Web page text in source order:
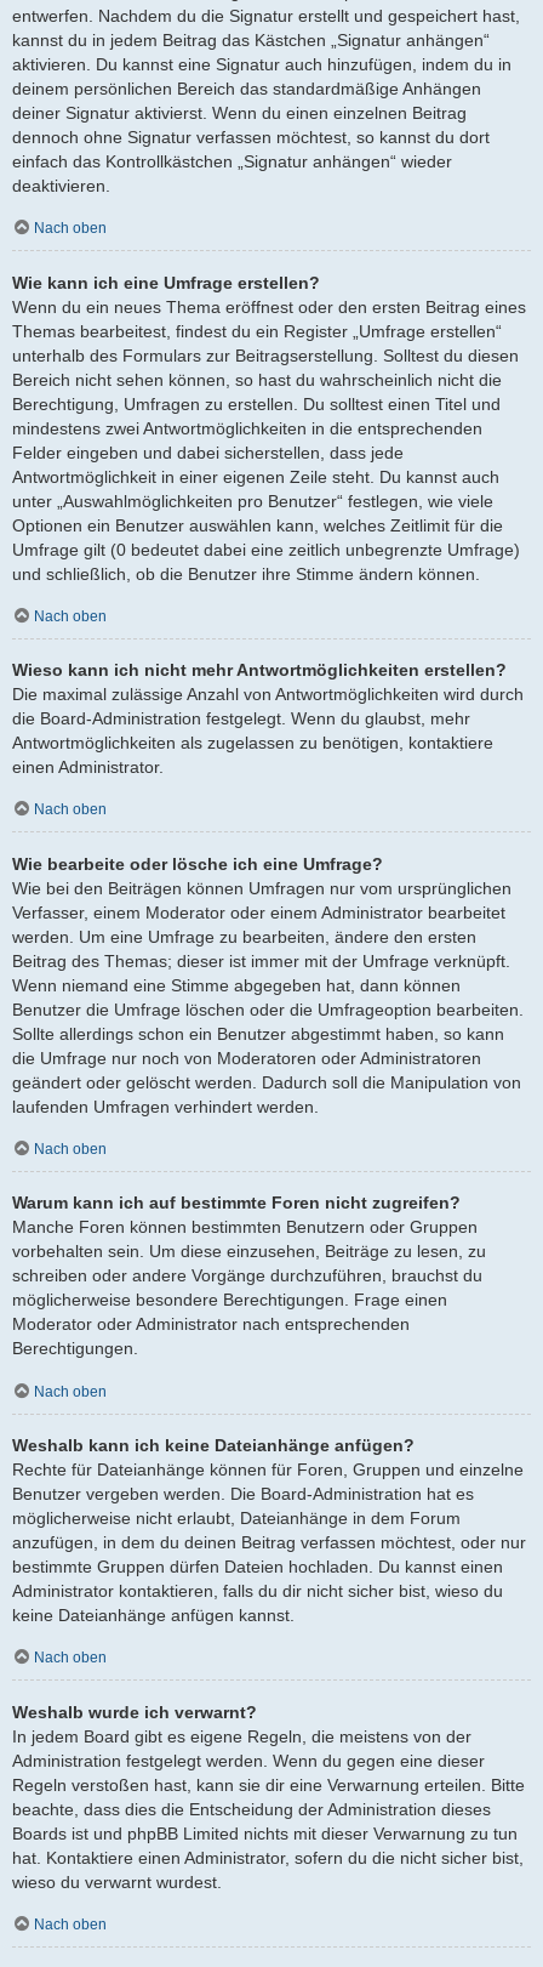
entwerfen. Nachdem du die Signatur erstellt und gespeichert hast,
kannst du in jedem Beitrag das Kästchen „Signatur anhängen“
aktivieren. Du kannst eine Signatur auch hinzufügen, indem du in
deinem persönlichen Bereich das standardmäßige Anhängen
deiner Signatur aktivierst. Wenn du einen einzelnen Beitrag
dennoch ohne Signatur verfassen möchtest, so kannst du dort
einfach das Kontrollkästchen „Signatur anhängen“ wieder
deaktivieren.
Nach oben
Wie kann ich eine Umfrage erstellen?
Wenn du ein neues Thema eröffnest oder den ersten Beitrag eines
Themas bearbeitest, findest du ein Register „Umfrage erstellen“
unterhalb des Formulars zur Beitragserstellung. Solltest du diesen
Bereich nicht sehen können, so hast du wahrscheinlich nicht die
Berechtigung, Umfragen zu erstellen. Du solltest einen Titel und
mindestens zwei Antwortmöglichkeiten in die entsprechenden
Felder eingeben und dabei sicherstellen, dass jede
Antwortmöglichkeit in einer eigenen Zeile steht. Du kannst auch
unter „Auswahlmöglichkeiten pro Benutzer“ festlegen, wie viele
Optionen ein Benutzer auswählen kann, welches Zeitlimit für die
Umfrage gilt (0 bedeutet dabei eine zeitlich unbegrenzte Umfrage)
und schließlich, ob die Benutzer ihre Stimme ändern können.
Nach oben
Wieso kann ich nicht mehr Antwortmöglichkeiten erstellen?
Die maximal zulässige Anzahl von Antwortmöglichkeiten wird durch
die Board-Administration festgelegt. Wenn du glaubst, mehr
Antwortmöglichkeiten als zugelassen zu benötigen, kontaktiere
einen Administrator.
Nach oben
Wie bearbeite oder lösche ich eine Umfrage?
Wie bei den Beiträgen können Umfragen nur vom ursprünglichen
Verfasser, einem Moderator oder einem Administrator bearbeitet
werden. Um eine Umfrage zu bearbeiten, ändere den ersten
Beitrag des Themas; dieser ist immer mit der Umfrage verknüpft.
Wenn niemand eine Stimme abgegeben hat, dann können
Benutzer die Umfrage löschen oder die Umfrageoption bearbeiten.
Sollte allerdings schon ein Benutzer abgestimmt haben, so kann
die Umfrage nur noch von Moderatoren oder Administratoren
geändert oder gelöscht werden. Dadurch soll die Manipulation von
laufenden Umfragen verhindert werden.
Nach oben
Warum kann ich auf bestimmte Foren nicht zugreifen?
Manche Foren können bestimmten Benutzern oder Gruppen
vorbehalten sein. Um diese einzusehen, Beiträge zu lesen, zu
schreiben oder andere Vorgänge durchzuführen, brauchst du
möglicherweise besondere Berechtigungen. Frage einen
Moderator oder Administrator nach entsprechenden
Berechtigungen.
Nach oben
Weshalb kann ich keine Dateianhänge anfügen?
Rechte für Dateianhänge können für Foren, Gruppen und einzelne
Benutzer vergeben werden. Die Board-Administration hat es
möglicherweise nicht erlaubt, Dateianhänge in dem Forum
anzufügen, in dem du deinen Beitrag verfassen möchtest, oder nur
bestimmte Gruppen dürfen Dateien hochladen. Du kannst einen
Administrator kontaktieren, falls du dir nicht sicher bist, wieso du
keine Dateianhänge anfügen kannst.
Nach oben
Weshalb wurde ich verwarnt?
In jedem Board gibt es eigene Regeln, die meistens von der
Administration festgelegt werden. Wenn du gegen eine dieser
Regeln verstoßen hast, kann sie dir eine Verwarnung erteilen. Bitte
beachte, dass dies die Entscheidung der Administration dieses
Boards ist und phpBB Limited nichts mit dieser Verwarnung zu tun
hat. Kontaktiere einen Administrator, sofern du die nicht sicher bist,
wieso du verwarnt wurdest.
Nach oben